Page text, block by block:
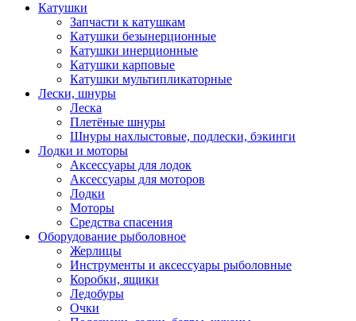
Катушки
Запчасти к катушкам
Катушки безынерционные
Катушки инерционные
Катушки карповые
Катушки мультипликаторные
Лески, шнуры
Леска
Плетёные шнуры
Шнуры нахлыстовые, подлески, бэкинги
Лодки и моторы
Аксессуары для лодок
Аксессуары для моторов
Лодки
Моторы
Средства спасения
Оборудование рыболовное
Жерлицы
Инструменты и аксессуары рыболовные
Коробки, ящики
Ледобуры
Очки